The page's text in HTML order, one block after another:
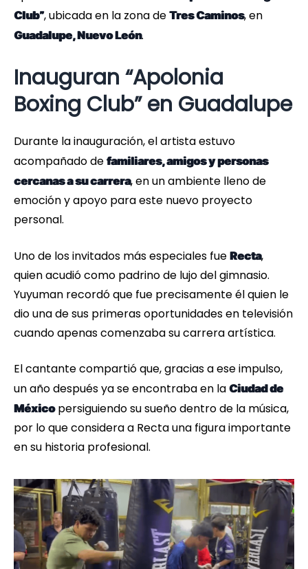
Club”, ubicada en la zona de Tres Caminos, en
Guadalupe, Nuevo León.
Inauguran “Apolonia
Boxing Club” en Guadalupe
Durante la inauguración, el artista estuvo
acompañado de familiares, amigos y personas
cercanas a su carrera, en un ambiente lleno de
emoción y apoyo para este nuevo proyecto
personal.
Uno de los invitados más especiales fue Recta,
quien acudió como padrino de lujo del gimnasio.
Yuyuman recordó que fue precisamente él quien le
dio una de sus primeras oportunidades en televisión
cuando apenas comenzaba su carrera artística.
El cantante compartió que, gracias a ese impulso,
un año después ya se encontraba en la Ciudad de
Méxicopersiguiendo su sueño dentro de la música,
por lo que considera a Recta una figura importante
en su historia profesional.